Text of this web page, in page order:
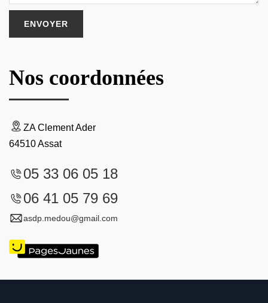
Nos coordonnées
ZA Clement Ader
64510 Assat
05 33 06 05 18
06 41 05 79 69
asdp.medou@gmail.com